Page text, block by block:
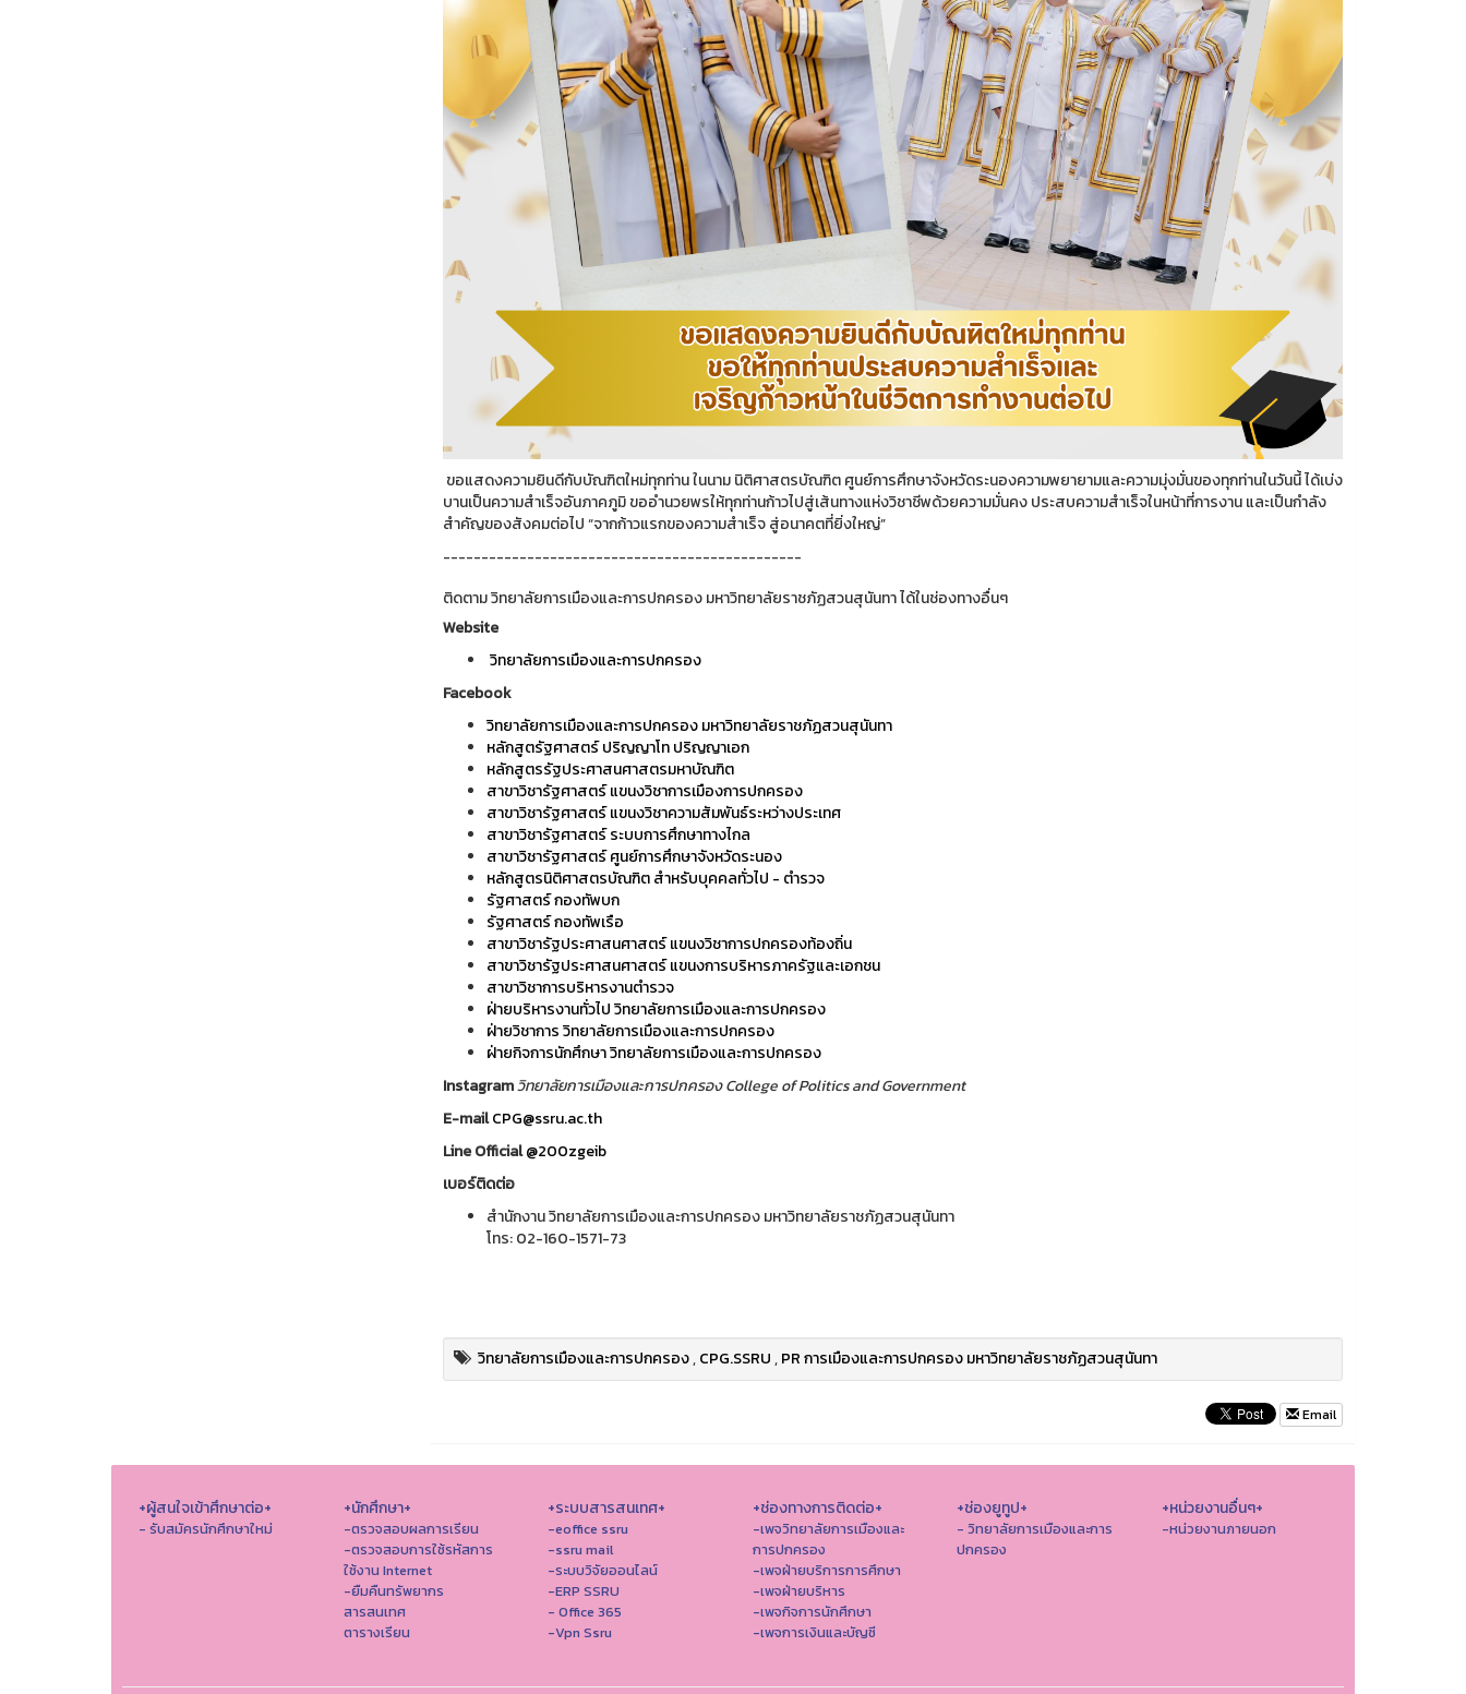
ขอแสดงความยินดีกับบัณฑิตใหม่ทุกท่าน ในนาม นิติศาสตรบัณฑิต ศูนย์การศึกษาจังหวัดระนองความพยายามและความมุ่งมั่นของทุกท่านในวันนี้ ได้เบ่ง
บานเป็นความสำเร็จอันภาคภูมิ ขออำนวยพรให้ทุกท่านก้าวไปสู่เส้นทางแห่งวิชาชีพด้วยความมั่นคง ประสบความสำเร็จในหน้าที่การงาน และเป็นกำลัง
สำคัญของสังคมต่อไป “จากก้าวแรกของความสำเร็จ สู่อนาคตที่ยิ่งใหญ่”
-----------------------------------------------
ติดตาม วิทยาลัยการเมืองและการปกครอง มหาวิทยาลัยราชภัฏสวนสุนันทา ได้ในช่องทางอื่นๆ
Website
วิทยาลัยการเมืองและการปกครอง
Facebook
วิทยาลัยการเมืองและการปกครอง มหาวิทยาลัยราชภัฏสวนสุนันทา
หลักสูตรัฐศาสตร์ ปริญญาโท ปริญญาเอก
หลักสูตรรัฐประศาสนศาสตรมหาบัณฑิต
สาขาวิชารัฐศาสตร์ แขนงวิชาการเมืองการปกครอง
สาขาวิชารัฐศาสตร์ แขนงวิชาความสัมพันธ์ระหว่างประเทศ
สาขาวิชารัฐศาสตร์ ระบบการศึกษาทางไกล
สาขาวิชารัฐศาสตร์ ศูนย์การศึกษาจังหวัดระนอง
หลักสูตรนิติศาสตรบัณฑิต สำหรับบุคคลทั่วไป - ตำรวจ
รัฐศาสตร์ กองทัพบก
รัฐศาสตร์ กองทัพเรือ
สาขาวิชารัฐประศาสนศาสตร์ แขนงวิชาการปกครองท้องถิ่น
สาขาวิชารัฐประศาสนศาสตร์ แขนงการบริหารภาครัฐและเอกชน
สาขาวิชาการบริหารงานตำรวจ
ฝ่ายบริหารงานทั่วไป วิทยาลัยการเมืองและการปกครอง
ฝ่ายวิชาการ วิทยาลัยการเมืองและการปกครอง
ฝ่ายกิจการนักศึกษา วิทยาลัยการเมืองและการปกครอง
Instagramวิทยาลัยการเมืองและการปกครอง College of Politics and Government
E-mailCPG@ssru.ac.th
Line Official@200zgeib
เบอร์ติดต่อ
สำนักงาน วิทยาลัยการเมืองและการปกครอง มหาวิทยาลัยราชภัฏสวนสุนันทา
โทร: 02-160-1571-73
วิทยาลัยการเมืองและการปกครอง,CPG.SSRU,PR การเมืองและการปกครอง มหาวิทยาลัยราชภัฏสวนสุนันทา
Email
+ผู้สนใจเข้าศึกษาต่อ+
- รับสมัครนักศึกษาใหม่
+นักศึกษา+
-ตรวจสอบผลการเรียน
-ตรวจสอบการใช้รหัสการ
ใช้งาน Internet
-ยืมคืนทรัพยากร
สารสนเทศ
ตารางเรียน
+ระบบสารสนเทศ+
-eoffice ssru
-ssru mail
-ระบบวิจัยออนไลน์
-ERP SSRU
- Office 365
-Vpn Ssru
+ช่องทางการติดต่อ+
-เพจวิทยาลัยการเมืองและ
การปกครอง
-เพจฝ่ายบริการการศึกษา
-เพจฝ่ายบริหาร
-เพจกิจการนักศึกษา
-เพจการเงินและบัญชี
+ช่องยูทูป+
- วิทยาลัยการเมืองและการ
ปกครอง
+หน่วยงานอื่นๆ+
-หน่วยงานภายนอก